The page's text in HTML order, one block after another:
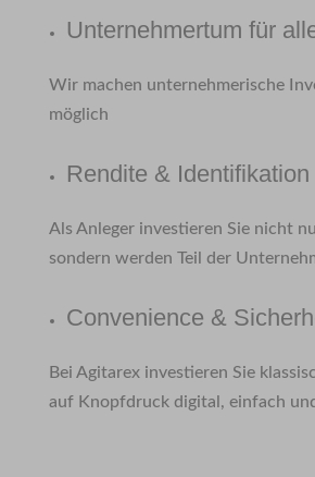
Unternehmertum für
Wir machen unternehmerische
möglich
Rendite & Identifikation
Als Anleger investieren Sie nicht
sondern werden Teil der
Convenience &
Bei Agitarex investieren Sie
auf Knopfdruck digital, einfach